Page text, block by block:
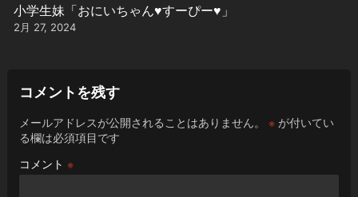
小学生妹「おにいちゃん♥️すーぴー♥️」
2月 27, 2024
コメントを残す
メールアドレスが公開されることはありません。 ※が付いてい
る欄は必須項目です
コメント ※